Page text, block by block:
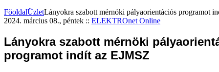
FőoldalÜzletLányokra szabott mérnöki pályaorientációs programot
2024. március 08., péntek :: ELEKTROnet Online
Lányokra szabott mérnöki
programot indít az EJMSZ